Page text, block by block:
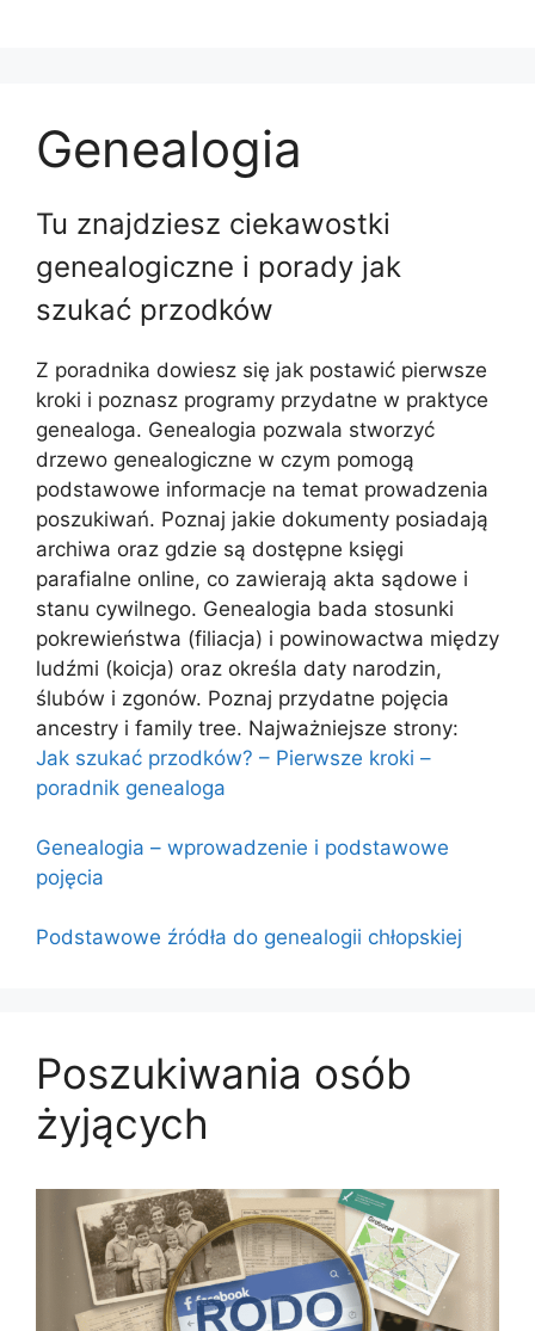
Genealogia
Tu znajdziesz ciekawostki
genealogiczne i porady jak
szukać przodków
Z poradnika dowiesz się jak postawić pierwsze
kroki i poznasz programy przydatne w praktyce
genealoga. Genealogia pozwala stworzyć
drzewo genealogiczne w czym pomogą
podstawowe informacje na temat prowadzenia
poszukiwań. Poznaj jakie dokumenty posiadają
archiwa oraz gdzie są dostępne księgi
parafialne online, co zawierają akta sądowe i
stanu cywilnego. Genealogia bada stosunki
pokrewieństwa (filiacja) i powinowactwa między
ludźmi (koicja) oraz określa daty narodzin,
ślubów i zgonów. Poznaj przydatne pojęcia
ancestry i family tree. Najważniejsze strony:
Jak szukać przodków? – Pierwsze kroki –
poradnik genealoga
Genealogia – wprowadzenie i podstawowe
pojęcia
Podstawowe źródła do genealogii chłopskiej
Poszukiwania osób
żyjących